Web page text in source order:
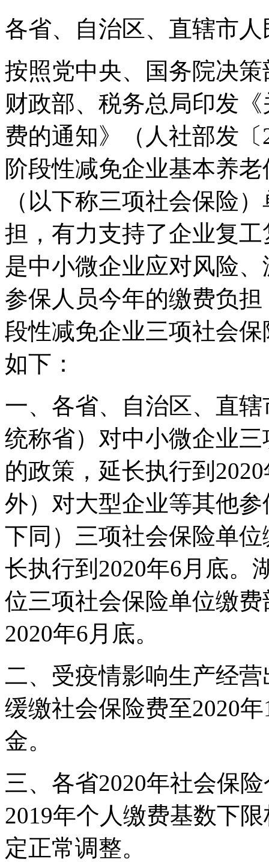
各省、自治区、直辖市
按照党中央、国务院决
财政部、税务总局印发
费的通知》（人社部发
阶段性减免企业基本养
（以下称三项社会保险
担，有力支持了企业复
是中小微企业应对风险
参保人员今年的缴费负
段性减免企业三项社会
如下：
一、各省、自治区、直
统称省）对中小微企业
的政策，延长执行到
外）对大型企业等其他
下同）三项社会保险单
长执行到2020年6月底。
位三项社会保险单位缴
2020年6月底。
二、受疫情影响生产经
缓缴社会保险费至2020
金。
三、各省2020年社会保
2019年个人缴费基数下
定正常调整。